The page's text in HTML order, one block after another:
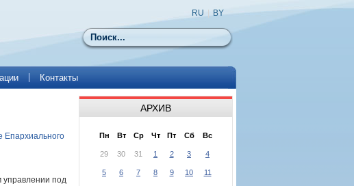
Поиск
RU BY
Контакты
Епархиального
управлении под
АРХИВ
Пн Вт Ср Чт Пт Сб Вс
29 30 31 1 2 3 4
5 6 7 8 9 10 11